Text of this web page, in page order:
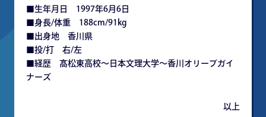
■生年月日 1997年6月6日
■身長/体重 188cm/91kg
■出身地 香川県
■投/打 右/左
■経歴 髙松東高校～日本文理大学～香川オリーブガイ
ナーズ
以上